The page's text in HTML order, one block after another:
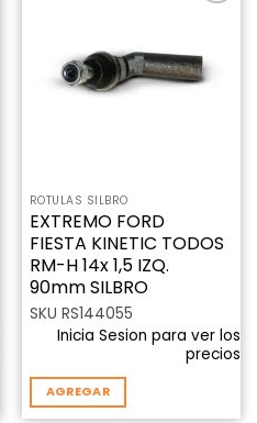
deseos
ROTULAS SILBRO
EXTREMO FORD
FIESTA KINETIC TODOS
RM-H 14x 1,5 IZQ.
90mm SILBRO
SKU RS144055
Inicia Sesion para ver los
precios
AGREGAR